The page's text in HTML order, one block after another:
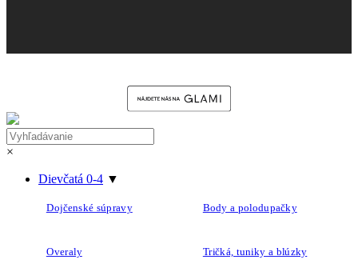
×
Dievčatá 0-4 ▼
Dojčenské súpravy Body a polodupačky
Overaly Tričká, tuniky a blúzky